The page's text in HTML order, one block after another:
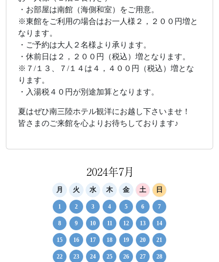
・お部屋は南館（海側和室）をご用意。
※東館をご利用の場合はお一人様２，２００円増と
なります。
・ご予約は大人２名様より承ります。
・休前日は２，２００円（税込）増となります。
※７/１３、７/１４は４，４００円（税込）増とな
ります。
・入湯税４０円が別途加算となります。
夏はぜひ南三陸ホテル観洋にお越し下さいませ！
皆さまのご来館を心よりお待ちしております♪
2024年7月
月 火 水 木 金 土 日
1 2 3 4 5 6 7
8 9 10 11 12 13 14
15 16 17 18 19 20 21
22 23 24 25 26 27 28